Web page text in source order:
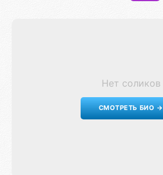
Нет соликов
СМОТРЕТЬ БИО →